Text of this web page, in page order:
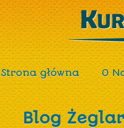
Strona główna O
Blog